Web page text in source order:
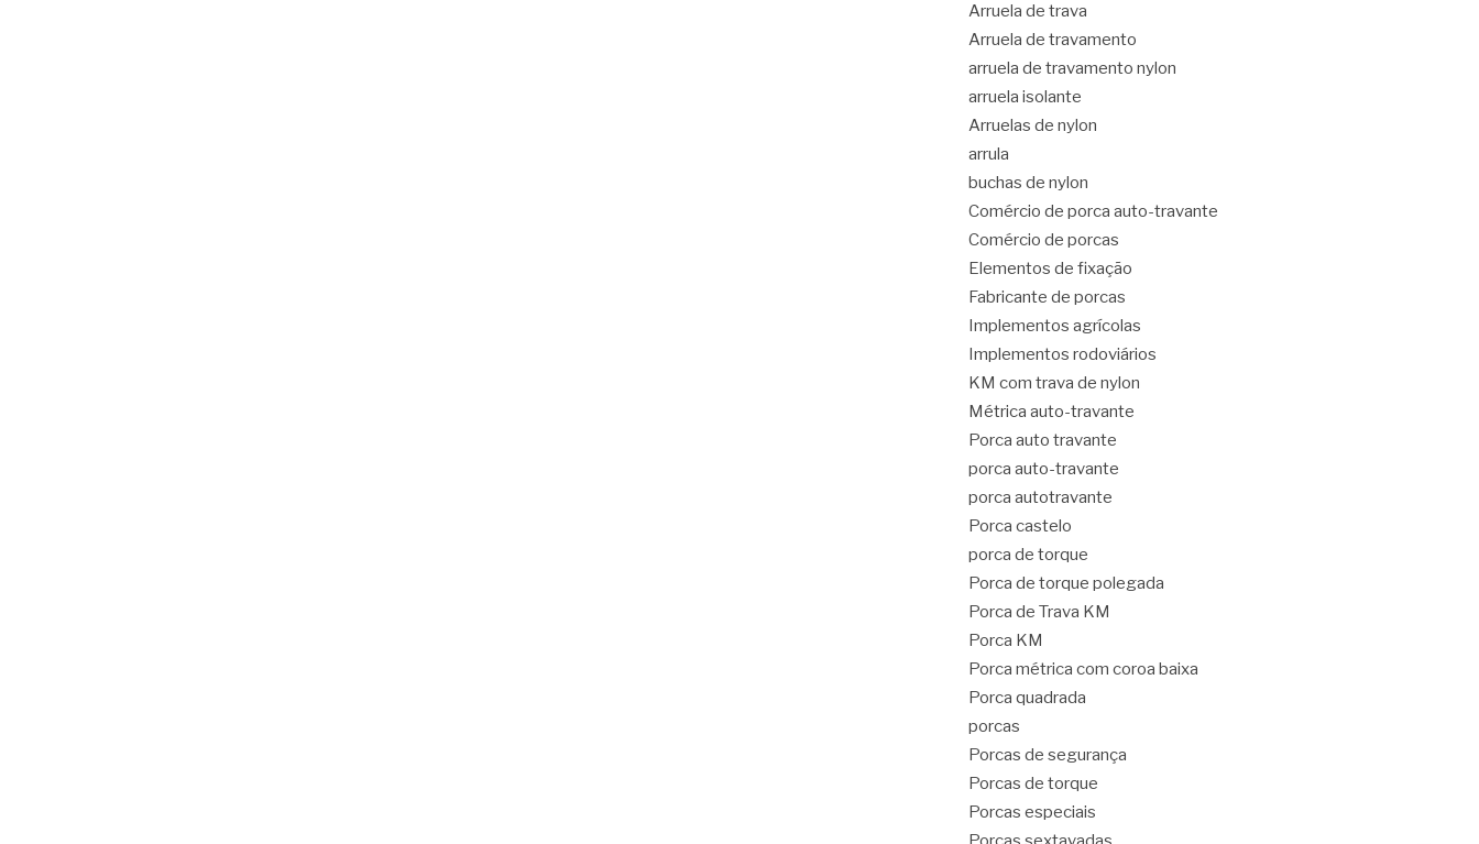
Arruela de trava
Arruela de travamento
arruela de travamento nylon
arruela isolante
Arruelas de nylon
arrula
buchas de nylon
Comércio de porca auto-travante
Comércio de porcas
Elementos de fixação
Fabricante de porcas
Implementos agrícolas
Implementos rodoviários
KM com trava de nylon
Métrica auto-travante
Porca auto travante
porca auto-travante
porca autotravante
Porca castelo
porca de torque
Porca de torque polegada
Porca de Trava KM
Porca KM
Porca métrica com coroa baixa
Porca quadrada
porcas
Porcas de segurança
Porcas de torque
Porcas especiais